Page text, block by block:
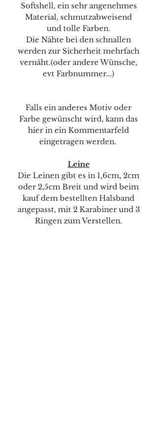
Softshell, ein sehr angenehmes
Material, schmutzabweisend
und tolle Farben.
Die Nähte bei den schnallen
werden zur Sicherheit mehrfach
vernäht.(oder andere Wünsche,
evt Farbnummer...)
Falls ein anderes Motiv oder
Farbe gewünscht wird, kann das
hier in ein Kommentarfeld
eingetragen werden.
Leine
Die Leinen gibt es in 1,6cm, 2cm
oder 2,5cm Breit und wird beim
kauf dem bestellten Halsband
angepasst, mit 2 Karabiner und 3
Ringen zum Verstellen.